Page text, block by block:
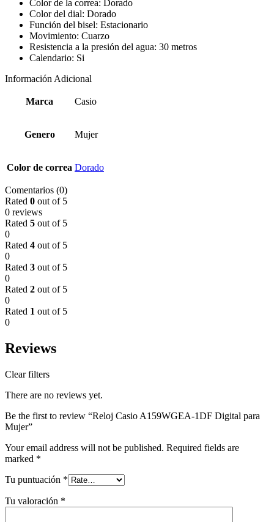
Color de la correa: Dorado
Color del dial: Dorado
Función del bisel: Estacionario
Movimiento: Cuarzo
Resistencia a la presión del agua: 30 metros
Calendario: Si
Información Adicional
Marca Casio
Genero Mujer
Color de correa Dorado
Comentarios (0)
Rated 0 out of 5
0 reviews
Rated 5 out of 5
0
Rated 4 out of 5
0
Rated 3 out of 5
0
Rated 2 out of 5
0
Rated 1 out of 5
0
Reviews
Clear filters
There are no reviews yet.
Be the first to review “Reloj Casio A159WGEA-1DF Digital para
Mujer”
Your email address will not be published. Required fields are
marked *
Tu puntuación *
Tu valoración *